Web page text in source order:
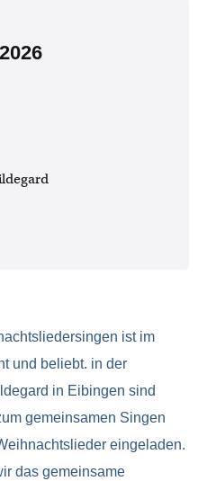
ist im
und beliebt. in der
in Eibingen sind
gemeinsamen Singen
eingeladen.
das gemeinsame